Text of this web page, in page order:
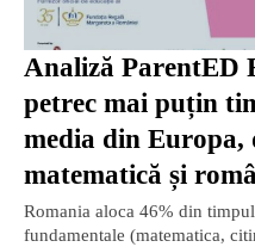
Analiză ParentED
petrec mai puțin
media din
matematică și
Romania aloca 46% din
fundamentale (matematica,